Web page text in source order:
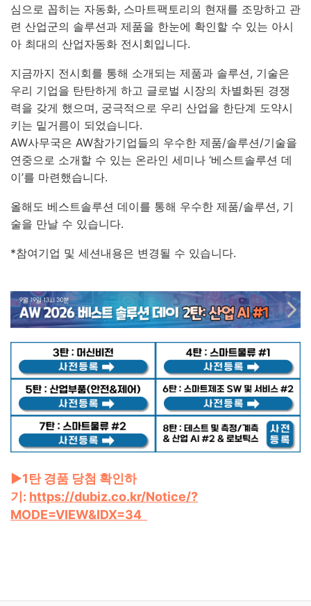
심으로 꼽히는 자동화, 스마트팩토리의 현재를 조망하고 관
련 산업군의 솔루션과 제품을 한눈에 확인할 수 있는 아시
아 최대의 산업자동화 전시회입니다.
지금까지 전시회를 통해 소개되는 제품과 솔루션, 기술은
우리 기업을 탄탄하게 하고 글로벌 시장의 차별화된 경쟁
력을 갖게 했으며, 궁극적으로 우리 산업을 한단계 도약시
키는 밑거름이 되었습니다.
AW사무국은 AW참가기업들의 우수한 제품/솔루션/기술을
연중으로 소개할 수 있는 온라인 세미나 ‘베스트솔루션 데
이’를 마련했습니다.
올해도 베스트솔루션 데이를 통해 우수한 제품/솔루션, 기
술을 만날 수 있습니다.
*참여기업 및 세션내용은 변경될 수 있습니다.
▶1탄 경품 당첨 확인하
기: https://dubiz.co.kr/Notice/?
MODE=VIEW&IDX=34